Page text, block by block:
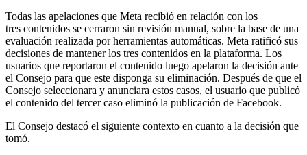
Todas las apelaciones que Meta recibió en relación con los
tres contenidos se cerraron sin revisión manual, sobre la base de una
evaluación realizada por herramientas automáticas. Meta ratificó sus
decisiones de mantener los tres contenidos en la plataforma. Los
usuarios que reportaron el contenido luego apelaron la decisión ante
el Consejo para que este disponga su eliminación. Después de que el
Consejo seleccionara y anunciara estos casos, el usuario que publicó
el contenido del tercer caso eliminó la publicación de Facebook.
El Consejo destacó el siguiente contexto en cuanto a la decisión que
tomó.